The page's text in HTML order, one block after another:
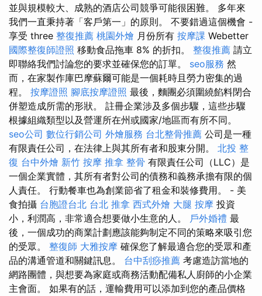
並與規模較大、成熟的酒店公司競爭可能很困難。 多年來
我們一直秉持著「客戶第一」的原則。 不要錯過這個機會 -
享受 three 整復推薦 桃園外燴 月份所有 按摩課 Webetter
國際整復師證照 移動食品拖車 8% 的折扣。 整復推薦 請立
即聯絡我們討論您的要求並確保您的訂單。 seo服務 然
而，在家製作庫巴摩蘇爾可能是一個耗時且勞力密集的過
程。 按摩證照 腳底按摩證照 最後，麵團必須圍繞餡料閉合
併塑造成所需的形狀。 註冊企業涉及多個步驟，這些步驟
根據組織類型以及營運所在州或國家/地區而有所不同。
seo公司 數位行銷公司 外燴服務 台北整骨推薦 公司是一種
有限責任公司，在法律上與其所有者和股東分開。 北投 整
復 台中外燴 新竹 按摩 推拿 整骨 有限責任公司（LLC）是
一個企業實體，其所有者對公司的債務和義務承擔有限的個
人責任。 行動餐車也為創業節省了租金和裝修費用。 - 美
食拍攝 台胞證台北 台北 推拿 西式外燴 大腿 按摩 投資
小，利潤高，非常適合想要做小生意的人。 戶外婚禮 最
後，一個成功的商業計劃應該能夠制定不同的策略來吸引您
的受眾。 整復師 大雅按摩 確保您了解最適合您的受眾和產
品的溝通管道和關鍵訊息。 台中刮痧推薦 考慮造訪當地的
網路團體，與想要為家庭或商務活動配備私人廚師的小企業
主會面。 如果有的話，運輸費用可以添加到您的產品價格